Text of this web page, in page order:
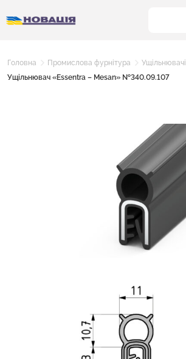
Головна Промислова фурнітура Ущільнювачі
Ущільнювач «Essentra – Mesan» №340.09.107